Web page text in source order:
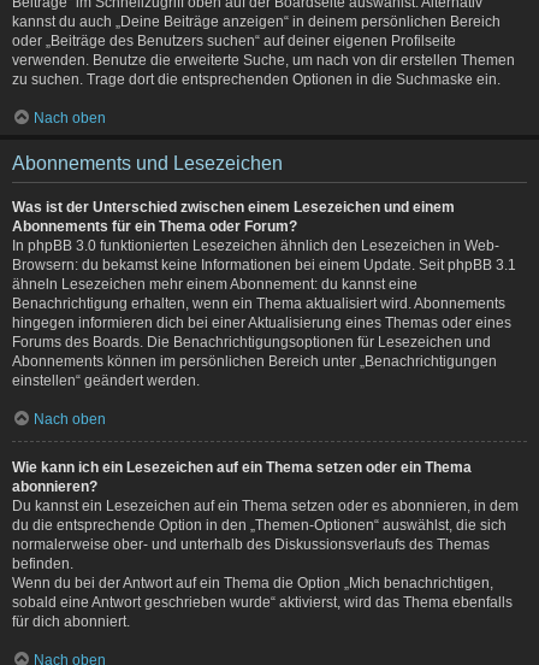
kannst du auch „Deine Beiträge anzeigen“ in deinem persönlichen Bereich
oder „Beiträge des Benutzers suchen“ auf deiner eigenen Profilseite
verwenden. Benutze die erweiterte Suche, um nach von dir erstellen Themen
zu suchen. Trage dort die entsprechenden Optionen in die Suchmaske ein.
Nach oben
Abonnements und Lesezeichen
Was ist der Unterschied zwischen einem Lesezeichen und einem
Abonnements für ein Thema oder Forum?
In phpBB 3.0 funktionierten Lesezeichen ähnlich den Lesezeichen in Web-
Browsern: du bekamst keine Informationen bei einem Update. Seit phpBB 3.1
ähneln Lesezeichen mehr einem Abonnement: du kannst eine
Benachrichtigung erhalten, wenn ein Thema aktualisiert wird. Abonnements
hingegen informieren dich bei einer Aktualisierung eines Themas oder eines
Forums des Boards. Die Benachrichtigungsoptionen für Lesezeichen und
Abonnements können im persönlichen Bereich unter „Benachrichtigungen
einstellen“ geändert werden.
Nach oben
Wie kann ich ein Lesezeichen auf ein Thema setzen oder ein Thema
abonnieren?
Du kannst ein Lesezeichen auf ein Thema setzen oder es abonnieren, in dem
du die entsprechende Option in den „Themen-Optionen“ auswählst, die sich
normalerweise ober- und unterhalb des Diskussionsverlaufs des Themas
befinden.
Wenn du bei der Antwort auf ein Thema die Option „Mich benachrichtigen,
sobald eine Antwort geschrieben wurde“ aktivierst, wird das Thema ebenfalls
für dich abonniert.
Nach oben